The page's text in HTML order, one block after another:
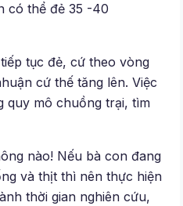
có thể đẻ 35 -40
tục đẻ, cứ theo vòng
cứ thế tăng lên. Việc
quy mô chuồng trại, tìm
nào! Nếu bà con đang
và thịt thì nên thực hiện
thời gian nghiên cứu,